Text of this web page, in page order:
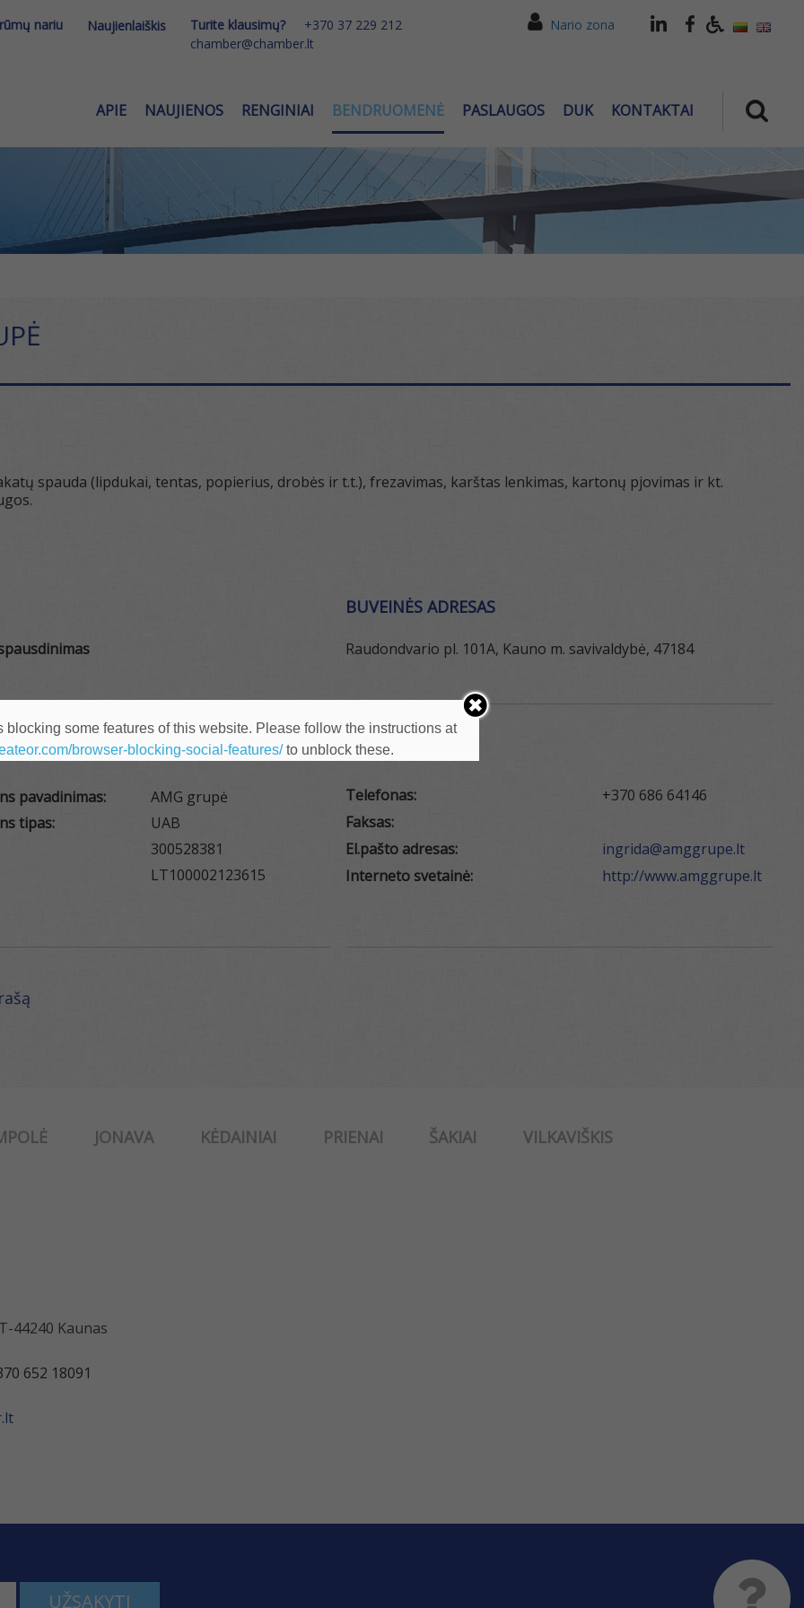
nariu Naujienlaiškis Turite klausimų?
+370 37 229 212
chamber@chamber.lt
Nario zona
APIE NAUJIENOS RENGINIAI BENDRUOMENĖ PASLAUGOS DUK KONTAKTAI
spauda (lipdukai, tentas, popierius, drobės ir t.t.), frezavimas, karštas lenkimas, kartonų pjovimas ir kt.
BUVEINĖS ADRESAS
Raudondvario pl. 101A, Kauno m. savivaldybė, 47184
pavadinimas:
AMG grupė
tipas:
UAB
300528381
LT100002123615
KONTAKTAI
Telefonas:
Faksas:
El.pašto adresas:
Interneto svetainė:
+370 686 64146
ingrida@amggrupe.lt
http://www.amggrupe.lt
JONAVA KĖDAINIAI PRIENAI ŠAKIAI
VILKAVIŠKIS
44240 Kaunas
652 18091
UŽSAKYTI
blocking some features of this website. Please follow the instructions at
browser-blocking-social-features/to unblock these.